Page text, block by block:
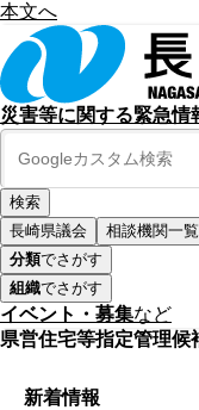
本文へ
災害等に関する緊急情
長崎県議会
相談機関一覧
分類でさがす
組織でさがす
イベント・募集など
県営住宅等指定管理候
新着情報